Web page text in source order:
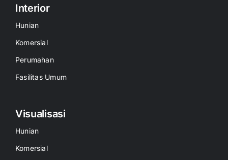
Interior
Hunian
Komersial
Perumahan
Fasilitas Umum
Visualisasi
Hunian
Komersial